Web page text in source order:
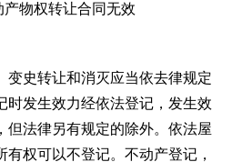
物权转让合同无效
变史转让和消灭应当依去律规定
时发生效力经依法登记，发生效
但法律另有规定的除外。依法屋
权可以不登记。不动产登记，